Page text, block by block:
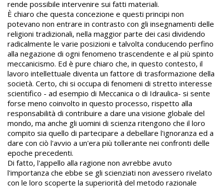
rende possibile intervenire sui fatti materiali.
È chiaro che questa concezione e questi principi non
potevano non entrare in contrasto con gli insegnamenti delle
religioni tradizionali, nella maggior parte dei casi dividendo
radicalmente le varie posizioni e talvolta conducendo perfino
alla negazione di ogni fenomeno trascendente e al più spinto
meccanicismo. Ed è pure chiaro che, in questo contesto, il
lavoro intellettuale diventa un fattore di trasformazione della
società. Certo, chi si occupa di fenomeni di stretto interesse
scientifico - ad esempio di Meccanica o di Idraulica- si sente
forse meno coinvolto in questo processo, rispetto alla
responsabilità di contribuire a dare una visione globale del
mondo, ma anche gli uomini di scienza ritengono che il loro
compito sia quello di partecipare a debellare l'ignoranza ed a
dare con ciò l'avvio a un'era più tollerante nei confronti delle
epoche precedenti.
Di fatto, l'appello alla ragione non avrebbe avuto
l'importanza che ebbe se gli scienziati non avessero rivelato
con le loro scoperte la superiorità del metodo razionale